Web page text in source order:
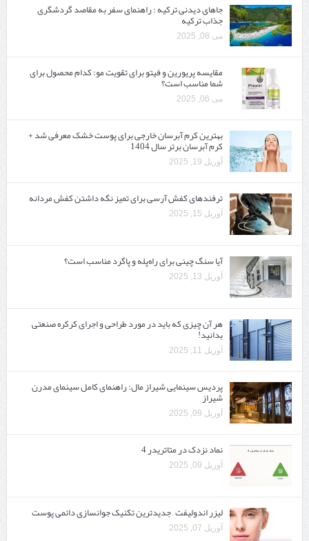
جاهای دیدنی ترکیه : راهنمای سفر به مقاصد گردشگری
جذاب ترکیه
می 08, 2025
مقایسه پریورین و فیتو برای تقویت مو: کدام محصول برای
شما مناسب است؟
می 06, 2025
بهترین کرم آبرسان خارجی برای پوست خشک معرفی شد +
کرم آبرسان برتر سال 1404
آوریل 19, 2025
ترفندهای کفش آرسی برای تمیز نگه داشتن کفش مردانه
آوریل 15, 2025
آیا سنگ چینی برای راه‌پله و پاگرد مناسب است؟
آوریل 13, 2025
هر آن چیزی که باید در مورد طراحی و اجرای کرکره صنعتی
بدانید!
آوریل 11, 2025
پردیس سینمایی شیراز مال: راهنمای کامل سینمای مدرن
شیراز
آوریل 09, 2025
نماد نزدک در متاتریدر 4
آوریل 09, 2025
لیزر اندولیفت – جدیدترین تکنیک جوانسازی دائمی پوست
آوریل 07, 2025